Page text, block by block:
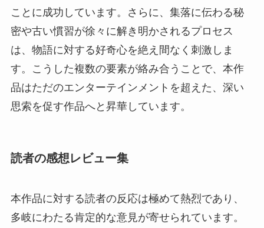
ことに成功しています。さらに、集落に伝わる秘
密や古い慣習が徐々に解き明かされるプロセス
は、物語に対する好奇心を絶え間なく刺激しま
す。こうした複数の要素が絡み合うことで、本作
品はただのエンターテインメントを超えた、深い
思索を促す作品へと昇華しています。
読者の感想レビュー集
本作品に対する読者の反応は極めて熱烈であり、
多岐にわたる肯定的な意見が寄せられています。